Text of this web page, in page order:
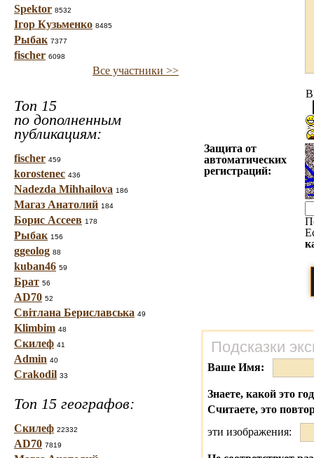
Spektor 8532
Ігор Кузьменко 8485
Рыбак 7377
fischer 6098
Все участники >>
Топ 15
по дополненным
публикациям:
fischer 459
korostenec 436
Nadezda Mihhailova 186
Магаз Анатолий 184
Борис Ассеев 178
Рыбак 156
ggeolog 88
kuban46 59
Брат 56
AD70 52
Світлана Бериславська 49
Klimbim 48
Скилеф 41
Admin 40
Crakodil 33
Топ 15 географов:
Скилеф 22332
AD70 7819
Защита от
автоматических
регистраций:
Подсказки
Ваше Имя:
Знаете, какой это
Считаете, это
эти изображения: